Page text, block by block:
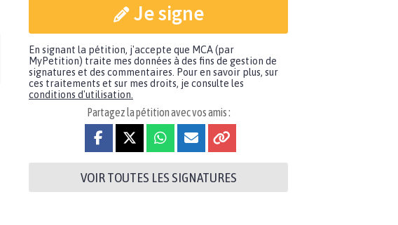
Je signe
En signant la pétition, j'accepte que MCA (par
MyPetition) traite mes données à des fins de gestion de
signatures et des commentaires. Pour en savoir plus, sur
ces traitements et sur mes droits, je consulte les
conditions d'utilisation.
Partagez la pétition avec vos amis :
VOIR TOUTES LES SIGNATURES